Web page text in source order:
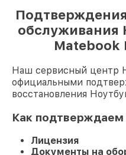
обслуживания
Matebook
Наш сервисный центр
официальными
восстановления
Как
Лицензия
Документы на